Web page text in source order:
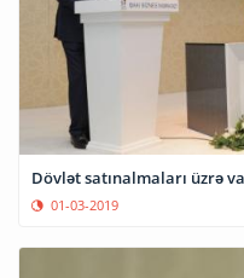
Dövlət satınalmaları üzrə
01-03-2019